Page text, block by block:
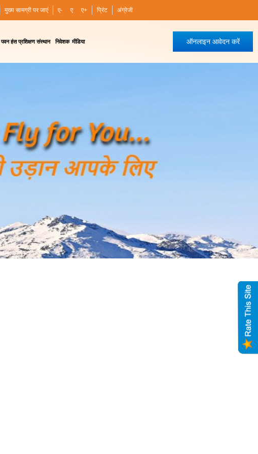
मुख्य सामग्री पर जाएं ए- ए ए+ प्रिंट अंग्रेजी
ऑनलाइन आवेदन करें
पवन हंस प्रशिक्षण संस्थान निवेशक मीडिया